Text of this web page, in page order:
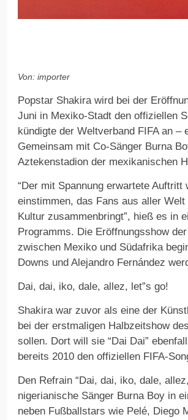
Von: importer
Popstar Shakira wird bei der
Juni in Mexiko-Stadt den offiziellen
kündigte der Weltverband FIFA an
Gemeinsam mit Co-Sänger Burna
Aztekenstadion der mexikanischen
“Der mit Spannung erwartete
einstimmen, das Fans aus aller
Kultur zusammenbringt”, hieß es in
Programms. Die Eröffnungsshow
zwischen Mexiko und Südafrika
Downs und Alejandro Fernández
Dai, dai, iko, dale, allez, let”s go!
Shakira war zuvor als eine der
bei der erstmaligen Halbzeitshow
sollen. Dort will sie “Dai Dai”
bereits 2010 den offiziellen FIFA-
Den Refrain “Dai, dai, iko, dale,
nigerianische Sänger Burna Boy in
neben Fußballstars wie Pelé, Diego